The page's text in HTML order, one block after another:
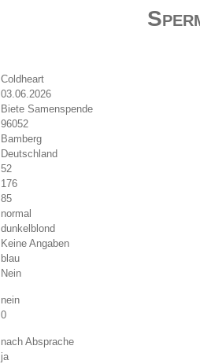
Coldheart
03.06.2026
Biete Samenspende
96052
Bamberg
Deutschland
52
176
85
normal
dunkelblond
Keine Angaben
blau
Nein
nein
0
nach Absprache
ja